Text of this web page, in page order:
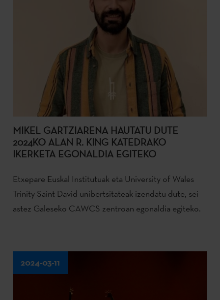
MIKEL GARTZIARENA HAUTATU DUTE
2024KO ALAN R. KING KATEDRAKO
IKERKETA EGONALDIA EGITEKO
Etxepare Euskal Institutuak eta University of Wales
Trinity Saint David unibertsitateak izendatu dute, sei
astez Galeseko CAWCS zentroan egonaldia egiteko.
2024-03-11